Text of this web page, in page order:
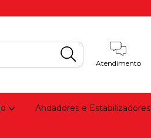
Atendimento
Andadores e Estabilizadores